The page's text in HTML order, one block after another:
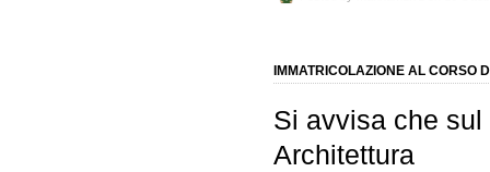
IMMATRICOLAZIONE AL CORSO
Si avvisa che
Architettura